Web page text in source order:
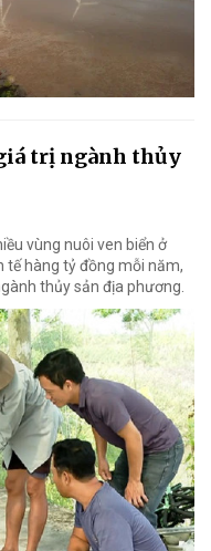
trị ngành thủy
vùng nuôi ven biển ở
tế hàng tỷ đồng mỗi năm,
thủy sản địa phương.